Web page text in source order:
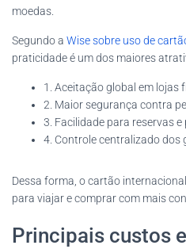
moedas.
Segundo a Wise sobre uso de
praticidade é um dos maiores
1. Aceitação global em lojas
2. Maior segurança contra
3. Facilidade para reservas
4. Controle centralizado dos
Dessa forma, o cartão
para viajar e comprar com mais
Principais custos